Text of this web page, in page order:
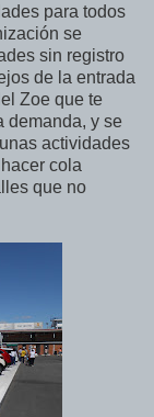
para todos
se
sin registro
de la entrada
Zoe que te
demanda, y se
actividades
cola
que no